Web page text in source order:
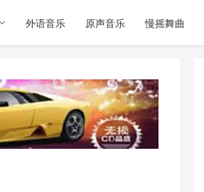
外语音乐 原声音乐 慢摇舞曲